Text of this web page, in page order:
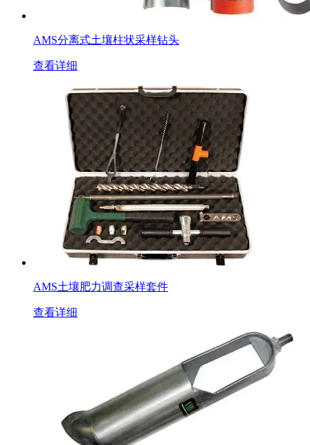
AMS分离式土壤柱状采样钻头
查看详细
AMS土壤肥力调查采样套件
查看详细